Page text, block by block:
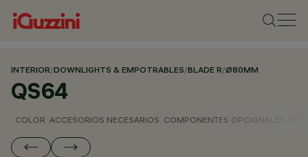
INTERIOR/DOWNLIGHTS & EMPOTRABLES/BLADE R/Ø80MM
QS64
COLOR ACCESORIOS NECESARIOS COMPONENTES OPCIONALES